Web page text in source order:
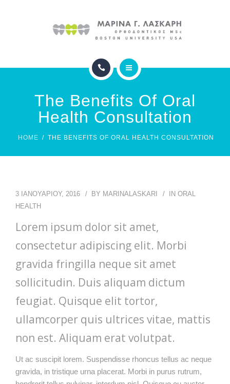
ΦΩΤΟΓΡΑΦΙΕΣ
ΟΡΘΟΔΟΝΤΙΚΗ
ΦΩΤΟΓΡΑΦΙΕΣ
ΕΠΙΚΟΙΝΩΝΙΑ
The Benefits Of Oral
Health Consultation
HOME THE BENEFITS OF ORAL HEALTH CONSULTATION
3 ΙΑΝΟΥΑΡΊΟΥ, 2016 BY MARINALASKARI IN ORAL
HEALTH
Lorem ipsum dolor sit amet,
consectetur adipiscing elit. Morbi
gravida fringilla neque sit amet
sollicitudin. Duis aliquam dictum
feugiat. Quisque elit tortor,
ullamcorper quis ultrices vitae, mattis
non est. Aliquam erat volutpat.
Ut ac suscipit lorem. Suspendisse rhoncus tellus ac neque
gravida, in tristique urna placerat. Morbi in purus rutrum,